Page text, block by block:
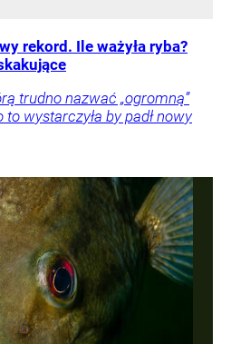
rekord. Ile ważyła ryba?
trudno nazwać „ogromną”
wystarczyła by padł nowy